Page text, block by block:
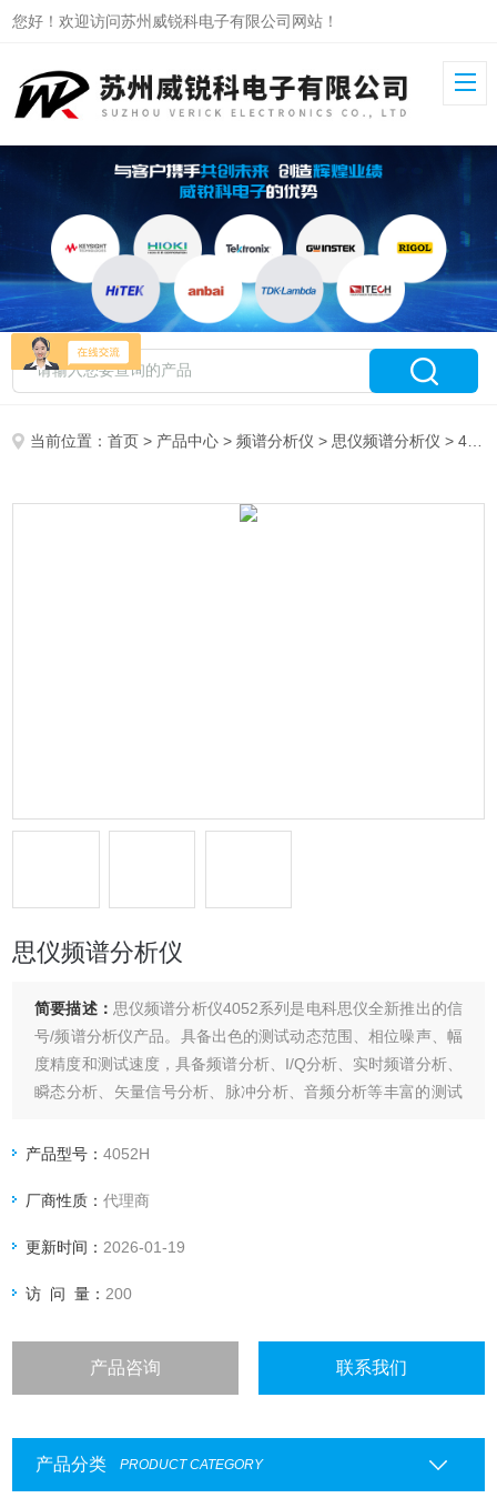
您好！欢迎访问苏州威锐科电子有限公司网站！
当前位置：首页 > 产品中心 >频谱分析仪 > 思仪频谱分析仪 > 4052H思仪频谱分析仪
思仪频谱分析仪
简要描述： 思仪频谱分析仪4052系列是电科思仪全新推出的信
号/频谱分析仪产品。具备出色的测试动态范围、相位噪声、幅
度精度和测试速度，具备频谱分析、I/Q分析、实时频谱分析、
瞬态分析、矢量信号分析、脉冲分析、音频分析等丰富的测试
力，可通过多种数字和模拟输出接口构建测试系统或进行二次
产品型号：4052H
厂商性质：代理商
更新时间： 2026-01-19
访 问 量： 200
产品咨询 联系我们
产品分类 PRODUCT CATEGORY